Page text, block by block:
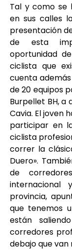
Tal y como se
en sus calles
presentación
de esta
oportunidad
ciclista que
cuenta
de 20 equipos
Burpellet BH, a
Cavia. El joven
participar en
ciclista
correr la
Duero».
de
provincia,
que tenemos
están
corredores
debajo que van